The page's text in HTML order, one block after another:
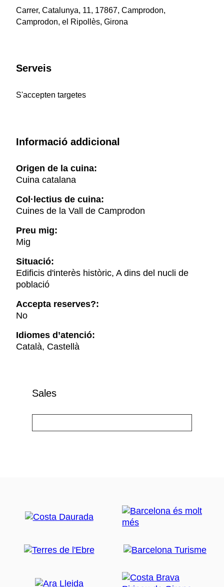
Carrer, Catalunya, 11, 17867, Camprodon,
Camprodon, el Ripollès, Girona
Serveis
S'accepten targetes
Informació addicional
Origen de la cuina:
Cuina catalana
Col·lectius de cuina:
Cuines de la Vall de Camprodon
Preu mig:
Mig
Situació:
Edificis d'interès històric, A dins del nucli de
població
Accepta reserves?:
No
Idiomes d’atenció:
Català, Castellà
Sales